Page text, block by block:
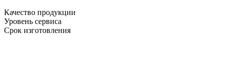
Качество продукции
Уровень сервиса
Срок изготовления